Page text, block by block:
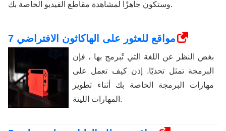
وستكون جاهزًا لمشاهدة مقاطع الفيديو الخاصة بك.
7 مواقع للعثور على الهاكاثون الافتراضي
بغض النظر عن اللغة التي تُبرمج بها ، فإن
البرمجة تمثل تحديًا. إذن كيف تعمل على
مهارات البرمجة الخاصة بك أثناء تطوير
المهارات اللينة.